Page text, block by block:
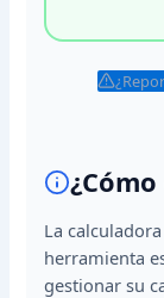
La
herramienta
gestionar su